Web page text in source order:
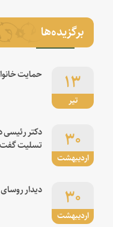
برگزیده‌ها
تیر
۱۳ حمایت
اردیبهشت
۳۰
دکتر رئیسی
تسلیت گفت
اردیبهشت
۳۰ دیدار